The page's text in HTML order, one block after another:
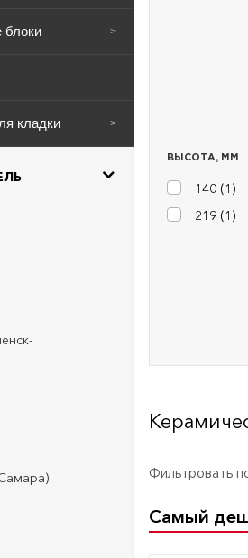
блоки >
кладки >
ВЫСОТА, ММ
140 (1 )
219 (1 )
Фильтровать
Самый